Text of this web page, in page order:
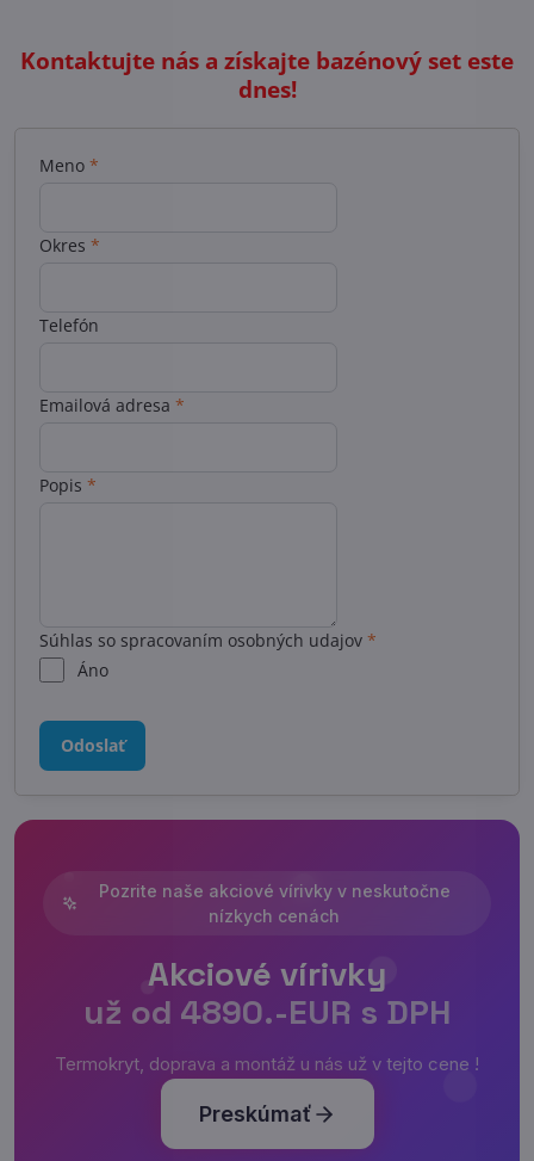
Kontaktujte nás a získajte bazénový set este
dnes!
Meno *
Okres *
Telefón
Emailová adresa *
Popis *
Súhlas so spracovaním osobných udajov *
Áno
Odoslať
Pozrite naše akciové vírivky v neskutočne
nízkych cenách
Akciové vírivky
už od 4890.-EUR s DPH
Termokryt, doprava a montáž u nás už v tejto cene !
Preskúmať